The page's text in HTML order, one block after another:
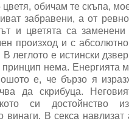
цветя, обичам те скъпа,
забравени, а от
и цветята са заменени
произход и с
В леглото е истински
нема. Енергията
е, че бързо я
да скрибуца.
си достойнство
винаги. В секса навлизат